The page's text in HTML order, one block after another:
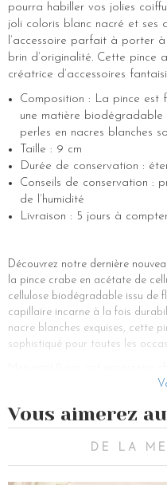
pourra habiller vos jolies
joli coloris blanc nacré et ses
l’accessoire parfait à porter
brin d’originalité. Cette pince
créatrice d’accessoires
Composition : La pince est
une matière biodégradable
perles en nacres blanches
Taille : 9 cm
Durée de conservation :
Conseils de conservation :
de l’humidité
Livraison : 5 jours à
Découvrez notre dernière
la pince crabe en acétate de
cellulose biodégradable issu de
capillaire incarne à la fois
nacre blanches exquises, cette
sophistiqué pour toutes les
crabe avec des perles est
vous arboriez une queue-de-
élégant ou que vous ajoutiez
détachées, cet accessoire
Vous aimerez
DE LA